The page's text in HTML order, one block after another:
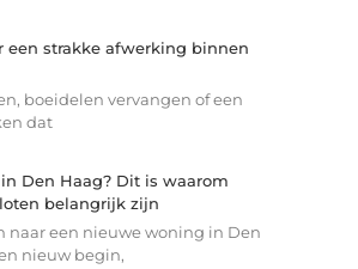
een strakke afwerking binnen
boeidelen vervangen of een
dat
Den Haag? Dit is waarom
belangrijk zijn
naar een nieuwe woning in Den
nieuw begin,